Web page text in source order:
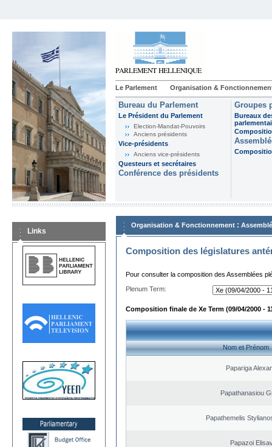
Le Parlement Organisation &
Bureau du Parlement
Le Président du Parlement
Election-Mandat-Pouvoirs
Anciens présidents
Vice-présidents
Anciens vice-présidents
Questeurs et secrétaires
Conférence des présidents
Groupes
Bureaux
Links
Organisation & Fonctionnement :
Composition des législatures
Pour consulter la composition des Assemblées
Plenum Term:
Composition finale de Xe Term (09/04/2000 -
Nom et Prénom
Papariga
Papathanasiou
Papathemelis
Papazoi